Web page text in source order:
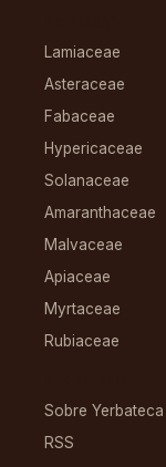
Lamiaceae
Asteraceae
Fabaceae
Hypericaceae
Solanaceae
Amaranthaceae
Malvaceae
Apiaceae
Myrtaceae
Rubiaceae
Sobre Yerbateca
RSS